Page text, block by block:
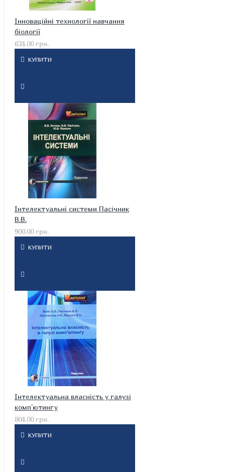
Інноваційні технології навчання
біології
624.00 грн.
КУПИТИ
Інтелектуальні системи Пасічник
В.В.
900.00 грн.
КУПИТИ
Інтелектуальна власність у галузі
комп’ютингу
804.00 грн.
КУПИТИ